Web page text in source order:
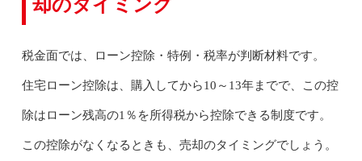
却のタイミング
税金面では、ローン控除・特例・税率が判断材料です。
住宅ローン控除は、購入してから10～13年までで、この控
除はローン残高の1％を所得税から控除できる制度です。
この控除がなくなるときも、売却のタイミングでしょう。